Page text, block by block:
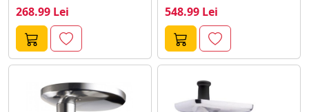
268.99 Lei 548.99 Lei